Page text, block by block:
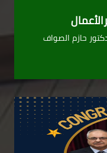
حازم الصواف